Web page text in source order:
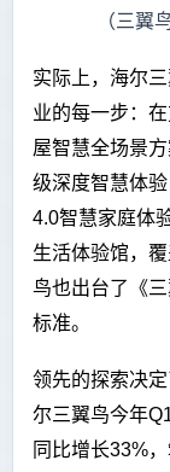
（三翼
实际上，海尔
业的每一步：
屋智慧全场景
级深度智慧体
4.0智慧家庭体
生活体验馆，
鸟也出台了《
标准。
领先的探索决
尔三翼鸟今年
同比增长33%